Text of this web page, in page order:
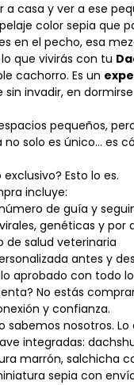
a casa y ver a ese
color sepia que
en el pecho, esa
que vivirás con tu
cachorro. Es un
invadir, en
pequeños,
no solo es único… es
Esto lo es.
incluye:
de guía y
genéticas y por
de salud veterinaria
antes y
aprobado con todo
No estás
y confianza.
sabemos nosotros.
integradas:
marrón, salchicha
sepia con